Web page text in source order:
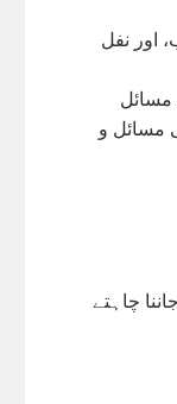
اور نفل
مسائل و
چاہتے